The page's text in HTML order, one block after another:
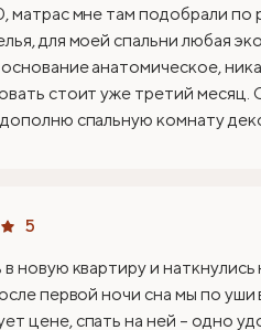
мне там подобрали по
для моей спальни любая
анатомическое,
стоит уже третий
спальную комнату
5
новую квартиру и
первой ночи сна мы по
цене, спать на ней – одно